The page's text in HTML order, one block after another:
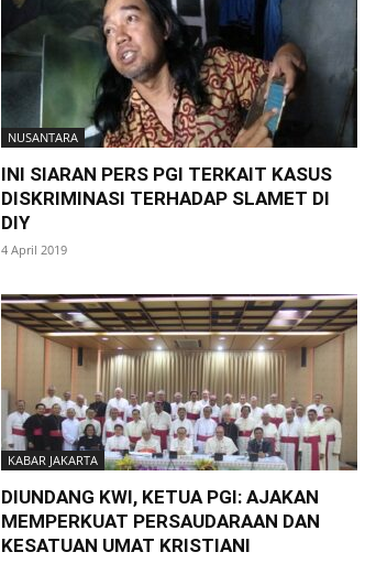
NUSANTARA
INI SIARAN PERS PGI TERKAIT KASUS
DISKRIMINASI TERHADAP SLAMET DI
DIY
4 April 2019
KABAR JAKARTA
DIUNDANG KWI, KETUA PGI: AJAKAN
MEMPERKUAT PERSAUDARAAN DAN
KESATUAN UMAT KRISTIANI